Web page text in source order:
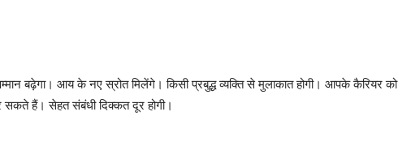
बढ़ेगा। आय के नए स्रोत मिलेंगे। किसी प्रबुद्ध व्यक्ति से मुलाकात होगी। आपके कैरियर को
सकते हैं। सेहत संबंधी दिक्कत दूर होगी।